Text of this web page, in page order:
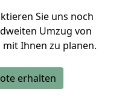
Sie uns noch
Umzug von
Ihnen zu planen.
erhalten